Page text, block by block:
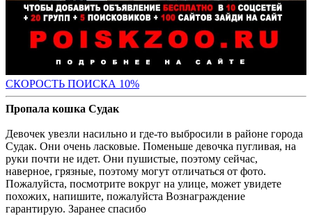
СКОРОСТЬ ПОИСКА 10%
Пропала кошка Судак
Девочек увезли насильно и где-то выбросили в районе города
Судак. Они очень ласковые. Поменьше девочка пугливая, на
руки почти не идет. Они пушистые, поэтому сейчас,
наверное, грязные, поэтому могут отличаться от фото.
Пожалуйста, посмотрите вокруг на улице, может увидете
похожих, напишите, пожалуйста Вознаграждение
гарантирую. Заранее спасибо